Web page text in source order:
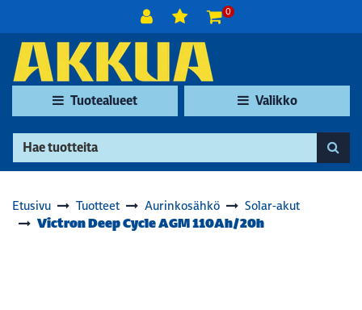
0
Tuotealueet Valikko
Etusivu Tuotteet Aurinkosähkö Solar-akut
Victron Deep Cycle AGM 110Ah/20h